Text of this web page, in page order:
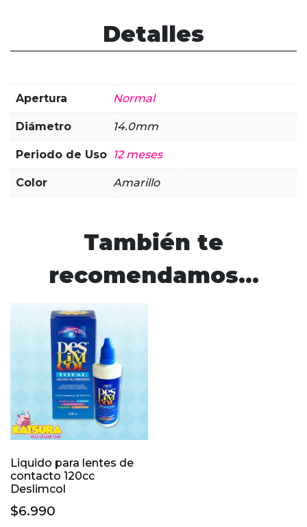
Detalles
Apertura Normal
Diámetro 14.0mm
Periodo de Uso 12 meses
Color Amarillo
También te
recomendamos…
Liquido para lentes de
contacto 120cc
Deslimcol
$6.990